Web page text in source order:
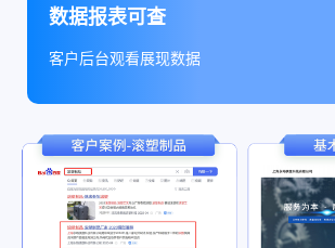
数据报表可查
客户后台观看展现数据